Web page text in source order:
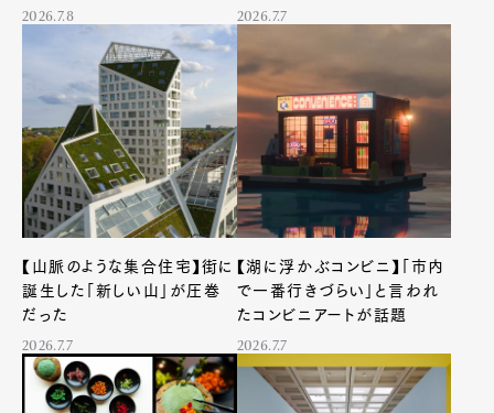
Pen Meet
Pen international Pen tw
2026.7.8 2026.7.7
【山脈のような集合住宅】街に
誕生した「新しい山」が圧巻
だった
2026.7.7
【湖に浮かぶコンビニ】「市内
で一番行きづらい」と言われ
たコンビニアートが話題
2026.7.7